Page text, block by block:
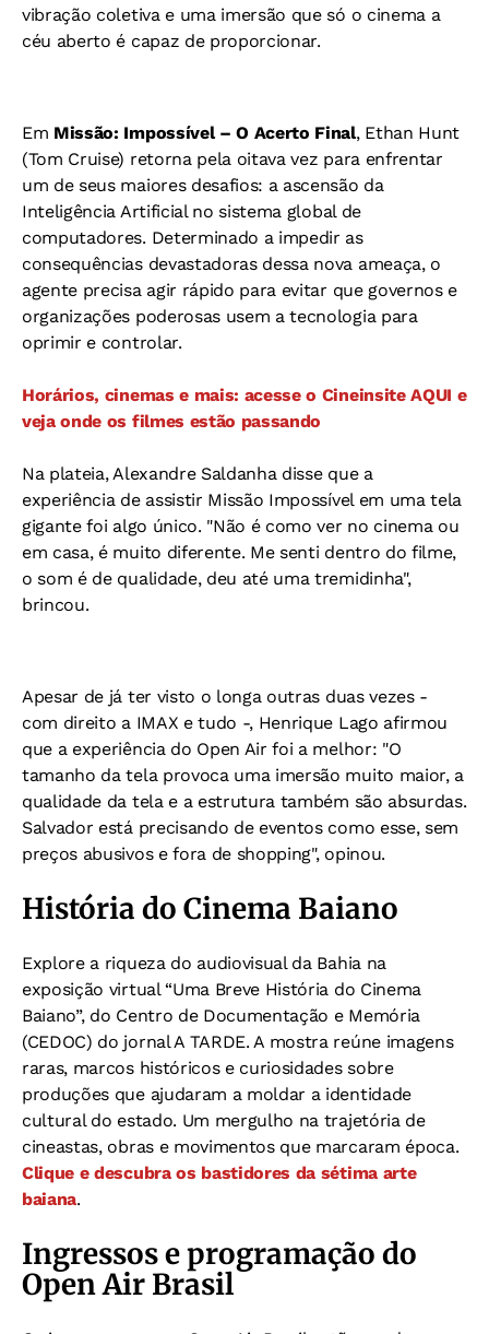
vibração coletiva e uma imersão que só o cinema a
céu aberto é capaz de proporcionar.
Em Missão: Impossível – O Acerto Final, Ethan Hunt
(Tom Cruise) retorna pela oitava vez para enfrentar
um de seus maiores desafios: a ascensão da
Inteligência Artificial no sistema global de
computadores. Determinado a impedir as
consequências devastadoras dessa nova ameaça, o
agente precisa agir rápido para evitar que governos e
organizações poderosas usem a tecnologia para
oprimir e controlar.
Horários, cinemas e mais: acesse o Cineinsite AQUI e
veja onde os filmes estão passando
Na plateia, Alexandre Saldanha disse que a
experiência de assistir Missão Impossível em uma tela
gigante foi algo único. "Não é como ver no cinema ou
em casa, é muito diferente. Me senti dentro do filme,
o som é de qualidade, deu até uma tremidinha",
brincou.
Apesar de já ter visto o longa outras duas vezes -
com direito a IMAX e tudo -, Henrique Lago afirmou
que a experiência do Open Air foi a melhor: "O
tamanho da tela provoca uma imersão muito maior, a
qualidade da tela e a estrutura também são absurdas.
Salvador está precisando de eventos como esse, sem
preços abusivos e fora de shopping", opinou.
História do Cinema Baiano
Explore a riqueza do audiovisual da Bahia na
exposição virtual “Uma Breve História do Cinema
Baiano”, do Centro de Documentação e Memória
(CEDOC) do jornal A TARDE. A mostra reúne imagens
raras, marcos históricos e curiosidades sobre
produções que ajudaram a moldar a identidade
cultural do estado. Um mergulho na trajetória de
cineastas, obras e movimentos que marcaram época.
Clique e descubra os bastidores da sétima arte
baiana.
Ingressos e programação do
Open Air Brasil